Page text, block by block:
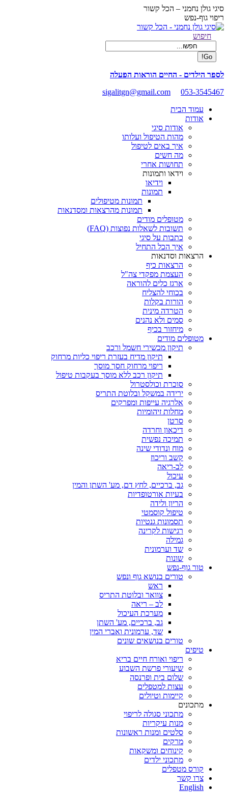
Skip
to
content
סיגי גולן נחמני – הכל קשור
ריפוי גוף-נפש
Facebook
opens
new
window
Search:
חיפוש
לספר הילדים - החיים הוראות הפעלה
sigalitgn@gmail.com
053-3545467
עמוד הבית
אודות
אודות סיגי
מהות הטיפול ועלותו
איך באים לטיפול
מה חשים
תחושות אחרי
וידאו ותמונות
וידיאו
תמונות
תמונות מטיפולים
תמונות מהרצאות ומסדנאות
מטופלים מודים
תשובות לשאלות נפוצות (FAQ)
כתבות על סיגי
איך הכל התחיל
הרצאות וסדנאות
הרצאות כיף
העצמת מפקדי צה"ל
ארגז כלים להוראה
בכוחי להצליח
הורות בקלות
הטרדה מינית
סמים ולא נהנים
מיחזור בכיף
מטופלים מודים
תיקון מכשירי חשמל ורכב
תיקון מדיח בעזרת ריפוי כליות מרחוק
ריפוי מרחוק חסך מוסך
תיקון רכב ללא מוסך בעקבות טיפול
סוכרת וכולסטרול
ירידה במשקל ובלוטת התריס
אלרגיה עייפות ומפרקים
מחלות זיהומיות
סרטן
דיכאון וחרדה
תמיכה נפשית
מוח ונדודי שינה
קשב וריכוז
לב-ריאה
עיכול
גב, ברכיים, לחץ דם, מע' השתן והמין
בעיות אורטופדיות
הריון ולידה
טיפול קוסמטי
תסמונות גנטיות
רגישות לקרינה
גמילה
שד וערמונית
שונות
טור גוף-נפש
טורים בנושא גוף ונפש
ראש
צוואר ובלוטת התריס
לב – ריאה
מערכת העיכול
גב, ברכיים, מע' השתן
שד, ערמונית ואברי המין
טורים בנושאים שונים
טיפים
ריפוי ואורח חיים בריא
שיעורי פרשת השבוע
שלום בית ופרנסה
עצות למטפלים
קיימות וטיולים
מתכונים
מתכוני סגולה לריפוי
מנות עיקריות
סלטים ומנות ראשונות
מרקים
קינוחים ומשקאות
מתכוני ילדים
קורס מטפלים
צרו קשר
English